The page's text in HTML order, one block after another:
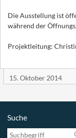
Die Ausstellung ist
während der
Projektleitung:
15. Oktober 2014
Suche
Suchbegriff